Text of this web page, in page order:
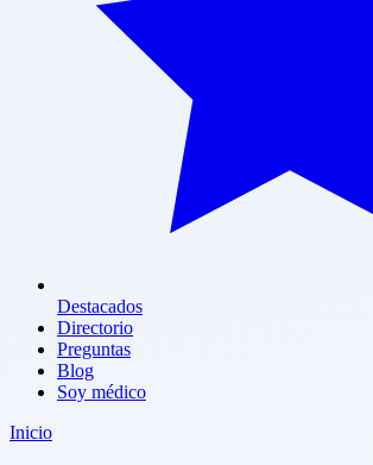
Destacados
Directorio
Preguntas
Blog
Soy médico
Inicio